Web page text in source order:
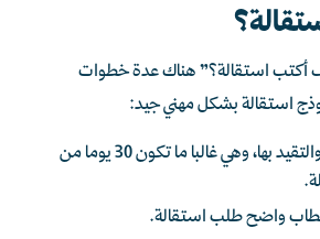
أكتب استقالة؟” هناك عدة خطوات
استقالة بشكل مهني جيد:
احترام فترة الإشعار والتقيد بها، وهي غالبا ما تكون 30 يوما من
واضح طلب استقالة.